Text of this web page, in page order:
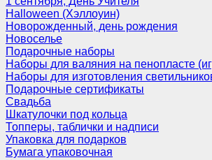
Halloween (Хэллоуин)
Новорожденный, день рождения
Новоселье
Подарочные наборы
Наборы для валяния на пенопласте
Наборы для изготовления
Подарочные сертификаты
Свадьба
Шкатулочки под кольца
Топперы, таблички и надписи
Упаковка для подарков
Бумага упаковочная